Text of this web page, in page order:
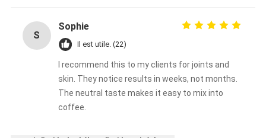
S
Sophie
Il est utile. (22)
I recommend this to my clients for joints and
skin. They notice results in weeks, not months.
The neutral taste makes it easy to mix into
coffee.